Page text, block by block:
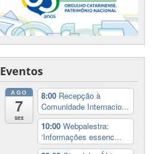
Eventos
AGO
7
sex
8:00 Recepção à
Comunidade Internacio...
10:00Webpalestra:
‘Informações essenc...